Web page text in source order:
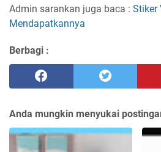
Admin sarankan juga baca : Stiker
Mendapatkannya
Berbagi :
Anda mungkin menyukai